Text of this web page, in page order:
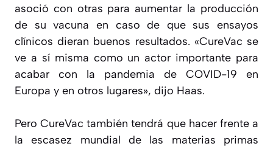
asoció con otras para aumentar la producción
de su vacuna en caso de que sus ensayos
clínicos dieran buenos resultados. «CureVac se
ve a sí misma como un actor importante para
acabar con la pandemia de COVID-19 en
Europa y en otros lugares», dijo Haas.
Pero CureVac también tendrá que hacer frente a
la escasez mundial de las materias primas